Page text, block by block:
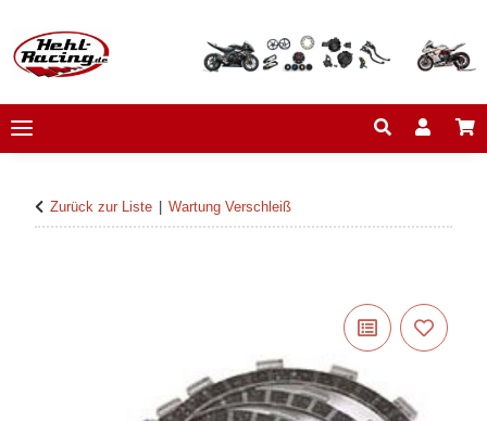
Zurück zur Liste Wartung Verschleiß